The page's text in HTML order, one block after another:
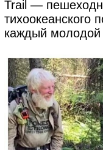
Trail —
каждый молодой